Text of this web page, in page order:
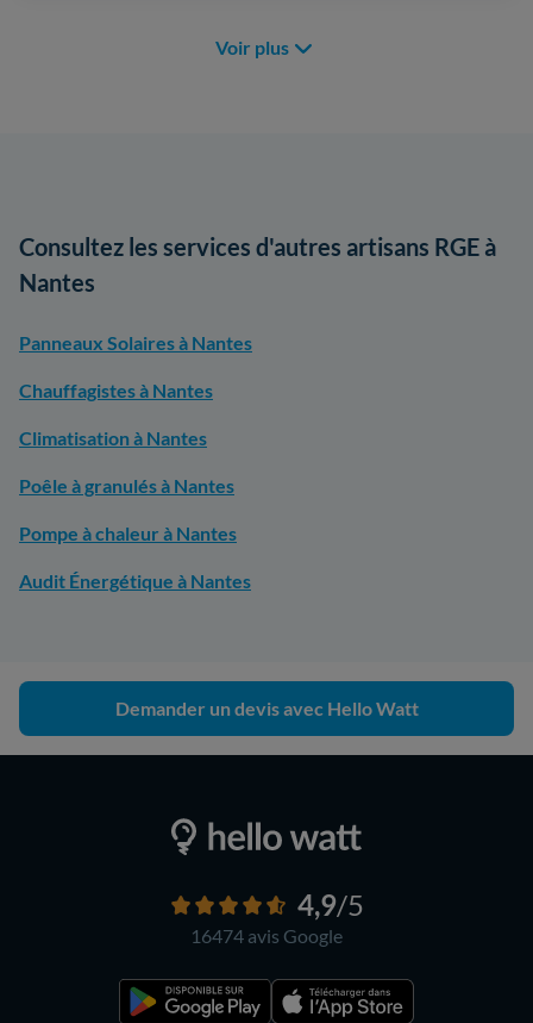
Voir plus
Consultez les services d'autres artisans RGE à
Nantes
Panneaux Solaires à Nantes
Chauffagistes à Nantes
Climatisation à Nantes
Poêle à granulés à Nantes
Pompe à chaleur à Nantes
Audit Énergétique à Nantes
Demander un devis avec Hello Watt
4,9/5
16474 avis Google